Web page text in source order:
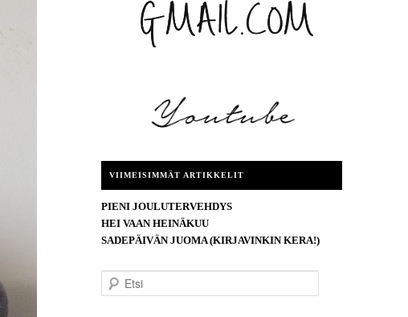
VIIMEISIMMÄT ARTIKKELIT
PIENI JOULUTERVEHDYS
HEI VAAN HEINÄKUU
SADEPÄIVÄN JUOMA (KIRJAVINKIN KERA!)
t